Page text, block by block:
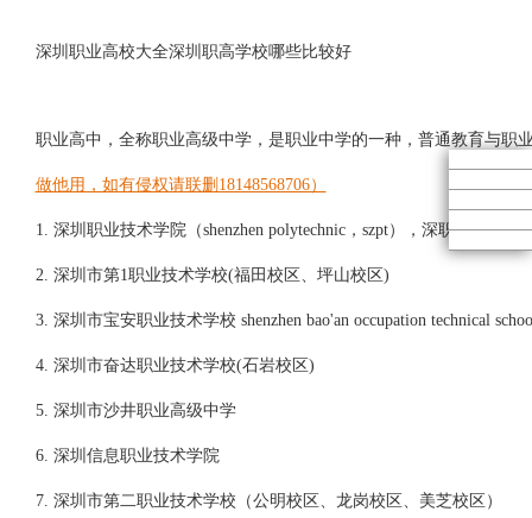
深圳职业高校大全深圳职高学校哪些比较好
职业高中，全称职业高级中学，是职业中学的一种，普通教育与职
做他用，如有侵权请联删18148568706）
1. 深圳职业技术学院（shenzhen polytechnic，szpt），深职院、深职
2. 深圳市第1职业技术学校(福田校区、坪山校区)
3. 深圳市宝安职业技术学校 shenzhen bao'an occupation technical
4. 深圳市奋达职业技术学校(石岩校区)
5. 深圳市沙井职业高级中学
6. 深圳信息职业技术学院
7. 深圳市第二职业技术学校（公明校区、龙岗校区、美芝校区）